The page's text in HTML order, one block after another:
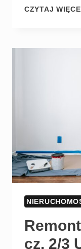
CZYTAJ
cz. 2/3